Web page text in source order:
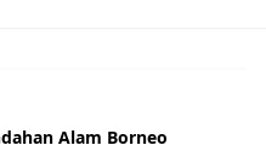
Alam Borneo